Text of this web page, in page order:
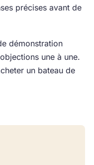
précises avant de
démonstration
une à une.
un bateau de